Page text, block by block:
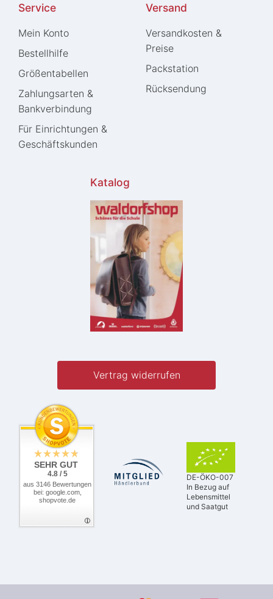
Service
Mein Konto
Bestellhilfe
Größentabellen
Zahlungsarten &
Bankverbindung
Für Einrichtungen &
Geschäftskunden
Versand
Versandkosten &
Preise
Packstation
Rücksendung
Katalog
Vertrag widerrufen
SEHR GUT
4.8 / 5
aus 3146 Bewertungen
bei: google.com,
shopvote.de
DE-ÖKO-007
In Bezug auf
Lebensmittel
und Saatgut